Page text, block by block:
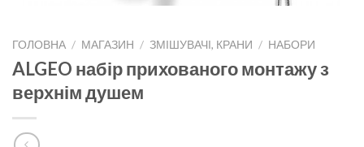
ГОЛОВНА / МАГАЗИН / ЗМІШУВАЧІ, КРАНИ / НАБОРИ
ALGEO набір прихованого монтажу з
верхнім душем